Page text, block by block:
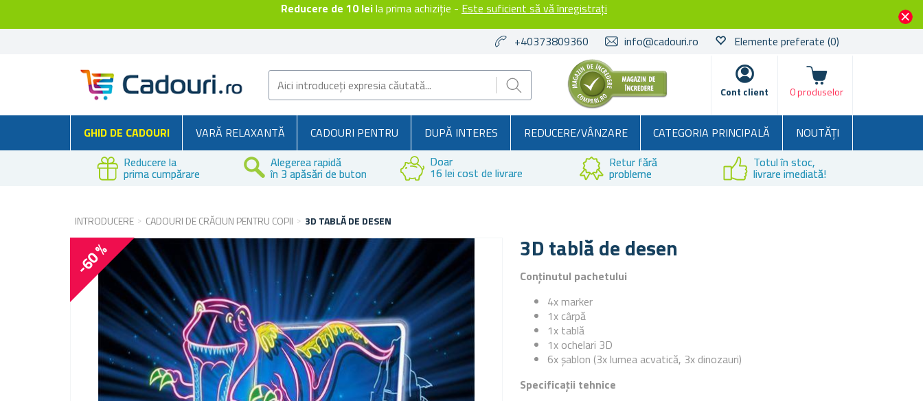
Reducere de 10 leila prima achiziție - Este suficient să vă înregistrați
+40373809360
info@cadouri.ro Elemente preferate (0)
Cont client
Coșul
0 produselor
GHID DE CADOURI VARĂ RELAXANTĂ CADOURI PENTRU DUPĂ INTERES REDUCERE/VÂNZARE CATEGORIA PRINCIPALĂ
NOUTĂȚI
Reducere la
prima cumpărare
Alegerea rapidă
în 3 apăsări de buton
Doar
16 lei cost de livrare
Retur fără
probleme
Totul în stoc,
livrare imediată!
INTRODUCERE CADOURI DE CRĂCIUN PENTRU COPII 3D TABLĂ DE DESEN
3D tablă de desen
-60 %
Conținutul pachetului
4x marker
1x cârpă
1x tablă
1x ochelari 3D
6x șablon (3x lumea acvatică, 3x dinozauri)
Specificații tehnice